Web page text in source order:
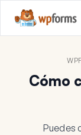
Cómo
Puedes